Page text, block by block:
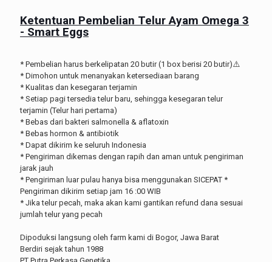
Ketentuan Pembelian Telur Ayam Omega 3
- Smart Eggs
* Pembelian harus berkelipatan 20 butir (1 box berisi 20 butir)⚠️
* Dimohon untuk menanyakan ketersediaan barang
* Kualitas dan kesegaran terjamin
* Setiap pagi tersedia telur baru, sehingga kesegaran telur
terjamin (Telur hari pertama)
* Bebas dari bakteri salmonella & aflatoxin
* Bebas hormon & antibiotik
* Dapat dikirim ke seluruh Indonesia
* Pengiriman dikemas dengan rapih dan aman untuk pengiriman
jarak jauh
* Pengiriman luar pulau hanya bisa menggunakan SICEPAT *
Pengiriman dikirim setiap jam 16 :00 WIB
* Jika telur pecah, maka akan kami gantikan refund dana sesuai
jumlah telur yang pecah
Dipoduksi langsung oleh farm kami di Bogor, Jawa Barat
Berdiri sejak tahun 1988